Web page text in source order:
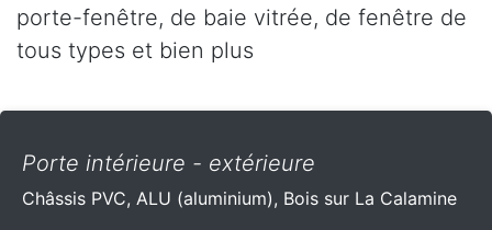
porte-fenêtre, de baie vitrée, de fenêtre de
tous types et bien plus
Porte intérieure - extérieure
Châssis PVC, ALU (aluminium), Bois sur La Calamine